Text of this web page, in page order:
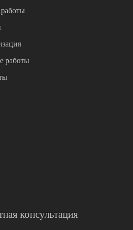
работы
консультация